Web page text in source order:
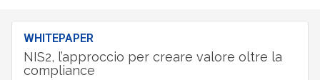
WHITEPAPER
NIS2, l’approccio per creare valore oltre la
compliance